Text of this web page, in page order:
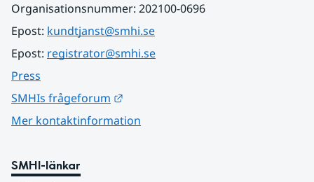
Organisationsnummer: 202100-0696
Epost: kundtjanst@smhi.se
Epost: registrator@smhi.se
Press
SMHIs frågeforum
Mer kontaktinformation
SMHI-länkar